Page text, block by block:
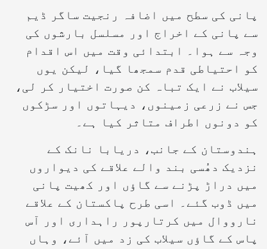
پانی کی سطح میں اضافہ رنجیت ساگر ڈیم
سے پانی کے اخراج اور مسلسل بارشوں کی
وجہ سے ہوا۔ ابتدائی وقت میں اس اقدام
کو احتیاطی قدم سمجھا گیا، لیکن یوں
سیلاب نے ایک تباہ کن صورت اختیار کر لی،
جس نے زرعی زمینوں، دیہاتوں اور سڑکوں
کو دونوں اطراف متاثر کیا ہے۔
ہندوستان کے جانب، دریابا نانک کے
نزدیک دھُسی بند والے علاقے کی دیواروں
میں دراڑ پڑنے سے گاؤں اور کھیت پانی
میں ڈوب گئے۔ اسی طرح پاکستان کے علاقے
نارووال میں کرتارپور راہداری اور آس
پاس کے گاؤں سیلاب کی زد میں آئے، وہاں